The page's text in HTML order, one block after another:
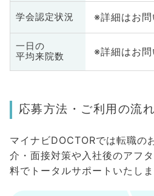
学会認定状況 ※詳細はお
一日の
平均来院数
※詳細はお
応募方法・ご利用の流れ
マイナビDOCTORでは転職の
介・面接対策や入社後のアフ
料でトータルサポートいたしま